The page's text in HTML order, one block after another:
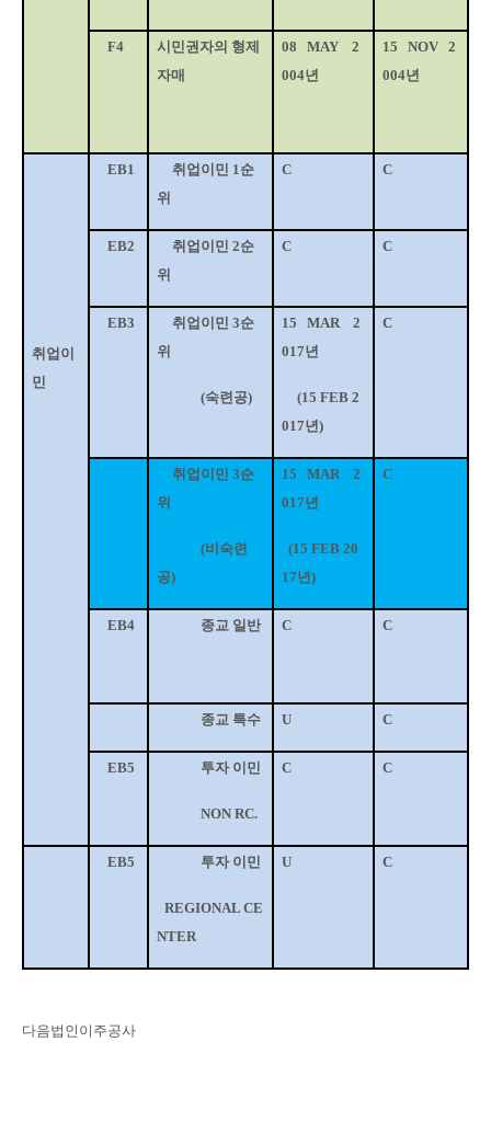
F4
시민권자의 형제
자매
08 MAY
2
004년
15 NOV
2
004년
취업이
민
EB1 취업이민 1순
위
C C
EB2 취업이민 2순
위
C C
EB3 취업이민 3순
위
(숙련공)
15 MAR
2
017년
(15 FEB 2
017년)
C
취업이민 3순
위
(비숙련
공)
15 MAR
2
017년
(15 FEB 20
17년)
C
EB4 종교 일반 C C
종교 특수 U C
EB5 투자 이민
NON RC.
C C
EB5 투자 이민
REGIONAL CE
NTER
U C
다음법인이주공사